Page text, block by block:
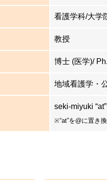
看護学科/大学
教授
博士 (医学)/
地域看護学・
seki-miyuki
※“at”を@に置き